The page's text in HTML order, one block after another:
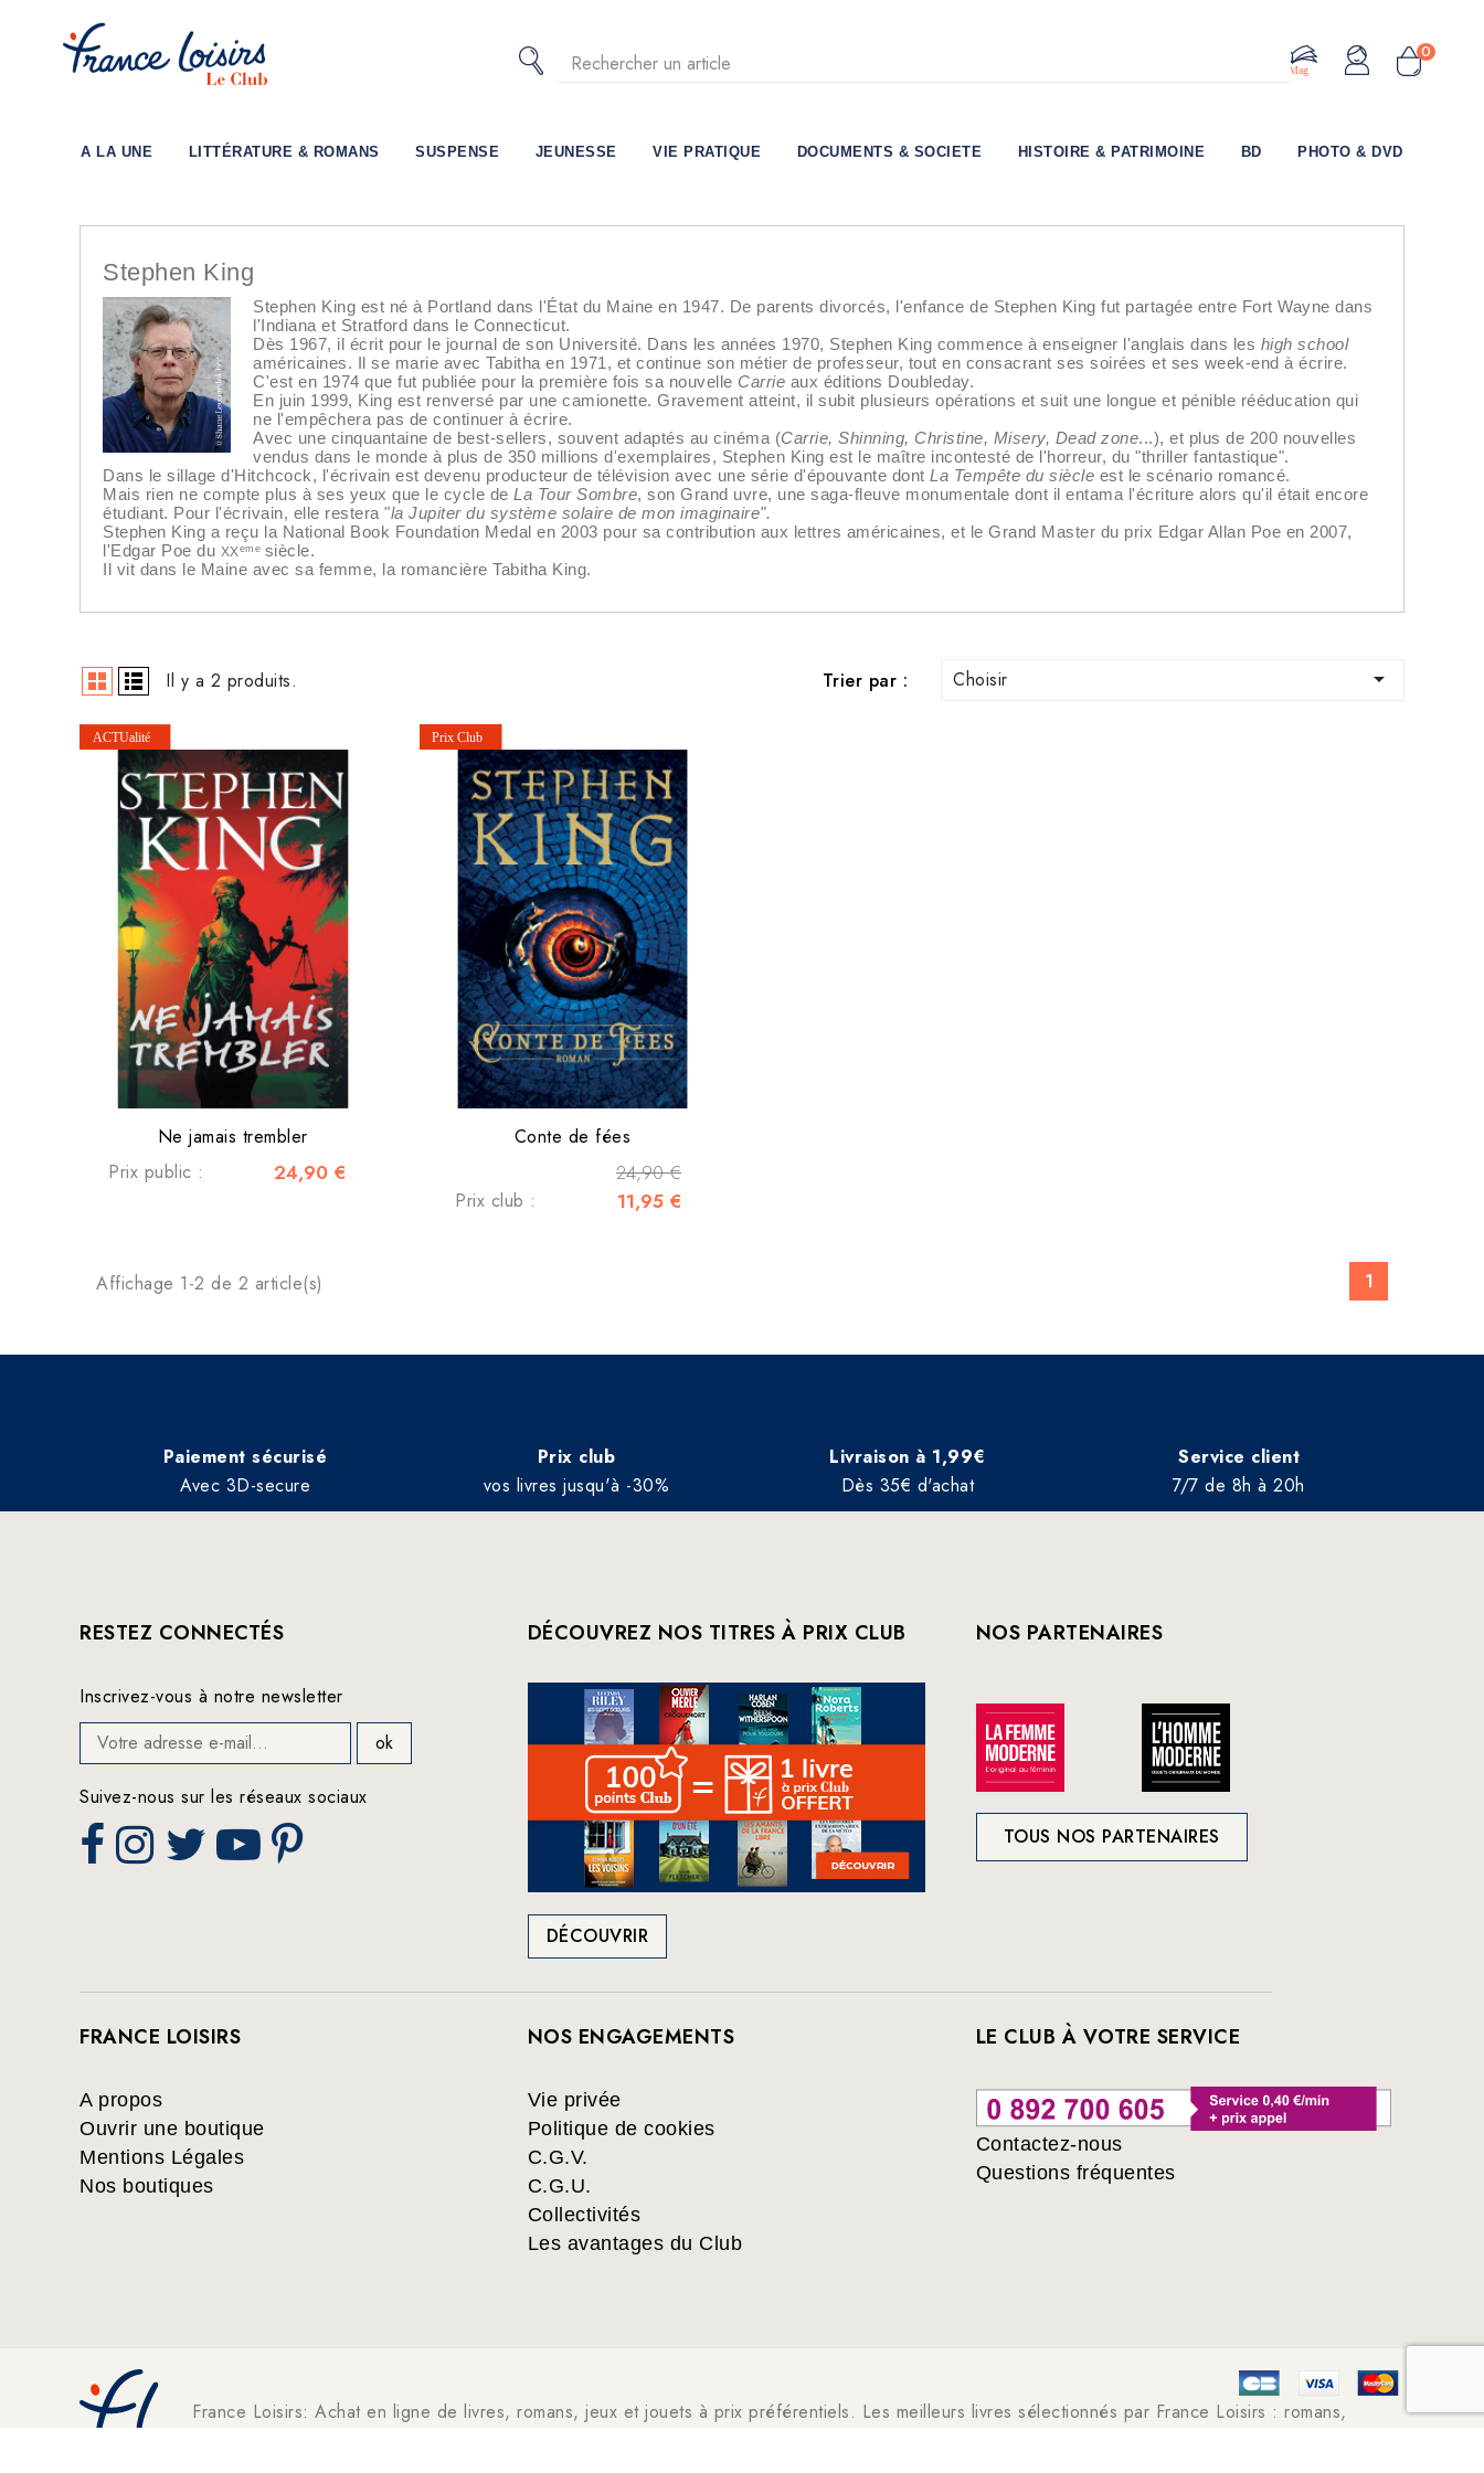
0
Le Mag
A LA UNE LITTÉRATURE & ROMANS SUSPENSE JEUNESSE VIE PRATIQUE DOCUMENTS & SOCIETE HISTOIRE & PATRIMOINE BD PHOTO & DVD
Stephen King
Stephen King est né à Portland dans l'État du Maine en 1947. De parents divorcés, l'enfance de Stephen King fut partagée entre Fort Wayne dans
l'Indiana et Stratford dans le Connecticut.
Dès 1967, il écrit pour le journal de son Université. Dans les années 1970, Stephen King commence à enseigner l'anglais dans les high school
américaines. Il se marie avec Tabitha en 1971, et continue son métier de professeur, tout en consacrant ses soirées et ses week-end à écrire.
C'est en 1974 que fut publiée pour la première fois sa nouvelle Carrie aux éditions Doubleday.
En juin 1999, King est renversé par une camionette. Gravement atteint, il subit plusieurs opérations et suit une longue et pénible rééducation qui
ne l'empêchera pas de continuer à écrire.
Avec une cinquantaine de best-sellers, souvent adaptés au cinéma (Carrie, Shinning, Christine, Misery, Dead zone...), et plus de 200 nouvelles
vendus dans le monde à plus de 350 millions d'exemplaires, Stephen King est le maître incontesté de l'horreur, du "thriller fantastique".
Dans le sillage d'Hitchcock, l'écrivain est devenu producteur de télévision avec une série d'épouvante dont La Tempête du siècle est le scénario romancé.
Mais rien ne compte plus à ses yeux que le cycle de La Tour Sombre, son Grand uvre, une saga-fleuve monumentale dont il entama l'écriture alors qu'il était encore
étudiant. Pour l'écrivain, elle restera "la Jupiter du système solaire de mon imaginaire".
Stephen King a reçu la National Book Foundation Medal en 2003 pour sa contribution aux lettres américaines, et le Grand Master du prix Edgar Allan Poe en 2007,
l'Edgar Poe du XXeme siècle.
Il vit dans le Maine avec sa femme, la romancière Tabitha King.
Il y a 2 produits. Trier par : Choisir 
Ne jamais trembler
Prix public :
24,90 €
Conte de fées
24,90 €
Prix club : 11,95 €
Affichage 1-2 de 2 article(s) 1
Paiement sécurisé
Avec 3D-secure
Prix club
vos livres jusqu'à -30%
Livraison à 1,99€
Dès 35€ d'achat
Service client
7/7 de 8h à 20h
RESTEZ CONNECTÉS
Inscrivez-vous à notre newsletter
Suivez-nous sur les réseaux sociaux
DÉCOUVREZ NOS TITRES À PRIX CLUB
DÉCOUVRIR
NOS PARTENAIRES
TOUS NOS PARTENAIRES
FRANCE LOISIRS
A propos
Ouvrir une boutique
Mentions Légales
Nos boutiques
NOS ENGAGEMENTS
Vie privée
Politique de cookies
C.G.V.
C.G.U.
Collectivités
Les avantages du Club
LE CLUB À VOTRE SERVICE
Contactez-nous
Questions fréquentes
France Loisirs: Achat en ligne de livres, romans, jeux et jouets à prix préférentiels. Les meilleurs livres sélectionnés par France Loisirs : romans,